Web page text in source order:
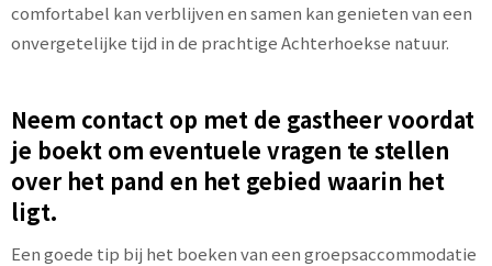
comfortabel kan verblijven en samen kan genieten van een
onvergetelijke tijd in de prachtige Achterhoekse natuur.
Neem contact op met de gastheer voordat
je boekt om eventuele vragen te stellen
over het pand en het gebied waarin het
ligt.
Een goede tip bij het boeken van een groepsaccommodatie